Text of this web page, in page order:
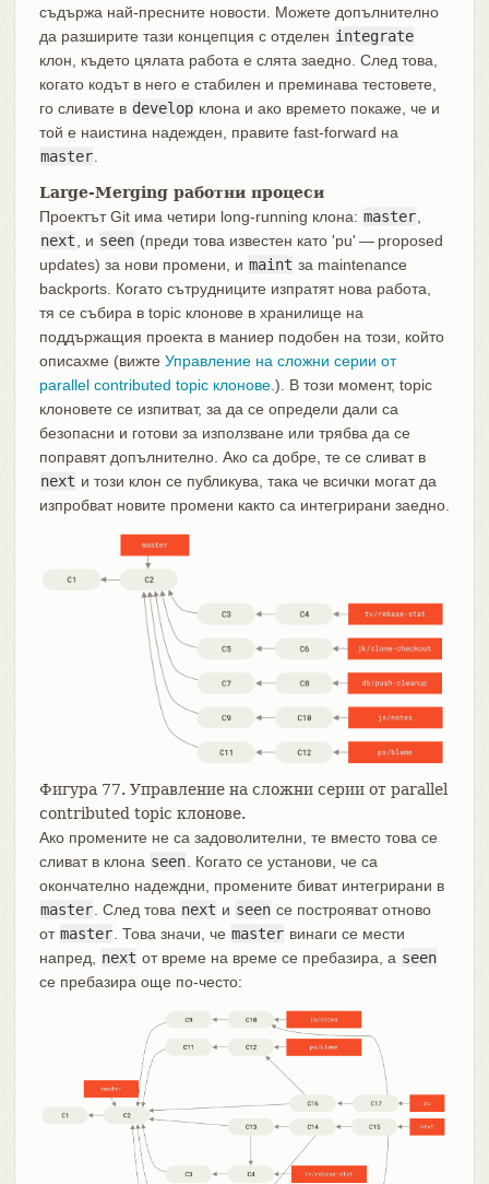
съдържа най-пресните новости. Можете допълнително
да разширите тази концепция с отделен integrate
клон, където цялата работа е слята заедно. След това,
когато кодът в него е стабилен и преминава тестовете,
го сливате в develop клона и ако времето покаже, че и
той е наистина надежден, правите fast-forward на
master.
Large-Merging работни процеси
Проектът Git има четири long-running клона: master,
next, и seen (преди това известен като 'pu' — proposed
updates) за нови промени, и maint за maintenance
backports. Когато сътрудниците изпратят нова работа,
тя се събира в topic клонове в хранилище на
поддържащия проекта в маниер подобен на този, който
описахме (вижте Управление на сложни серии от
parallel contributed topic клонове.). В този момент, topic
клоновете се изпитват, за да се определи дали са
безопасни и готови за използване или трябва да се
поправят допълнително. Ако са добре, те се сливат в
next и този клон се публикува, така че всички могат да
изпробват новите промени както са интегрирани заедно.
Фигура 77. Управление на сложни серии от parallel
contributed topic клонове.
Ако промените не са задоволителни, те вместо това се
сливат в клона seen. Когато се установи, че са
окончателно надеждни, промените биват интегрирани в
master. След това next и seen се построяват отново
от master. Това значи, че master винаги се мести
напред, next от време на време се пребазира, а seen
се пребазира още по-често: